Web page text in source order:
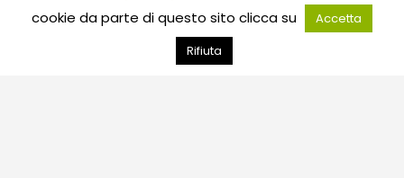
cookie da parte di questo sito clicca su
Accetta
Rifiuta